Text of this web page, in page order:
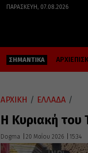
ΠΑΡΑΣΚΕΥΉ, 07.08.2026
ΣΗΜΑΝΤΙΚΑ
ΑΡΧΙΚΗ / ΕΛΛΑΔΑ /
Η Κυριακή
Dogma 20 Μαΐου 2026 15:34